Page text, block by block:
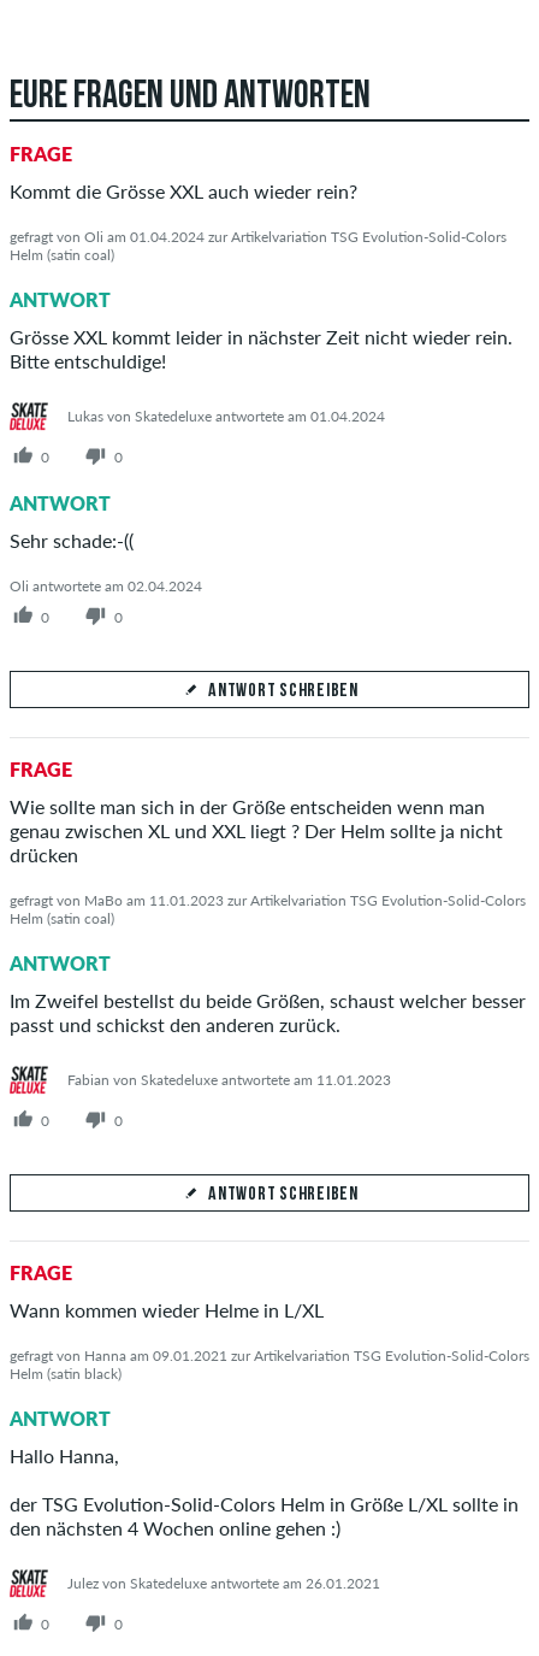
EURE FRAGEN UND ANTWORTEN
FRAGE
Kommt die Grösse XXL auch wieder rein?
gefragt von Oli am 01.04.2024 zur Artikelvariation TSG Evolution-Solid-Colors
Helm (satin coal)
ANTWORT
Grösse XXL kommt leider in nächster Zeit nicht wieder rein.
Bitte entschuldige!
Lukas von Skatedeluxe antwortete am 01.04.2024
0 0
ANTWORT
Sehr schade:-((
Oli antwortete am 02.04.2024
0
0
ANTWORT SCHREIBEN
Beantworte hier die Frage von Oli
FRAGE
Wie sollte man sich in der Größe entscheiden wenn man
genau zwischen XL und XXL liegt ? Der Helm sollte ja nicht
drücken
gefragt von MaBo am 11.01.2023 zur Artikelvariation TSG Evolution-Solid-Colors
Helm (satin coal)
ANTWORT
Im Zweifel bestellst du beide Größen, schaust welcher besser
passt und schickst den anderen zurück.
Fabian von Skatedeluxe antwortete am 11.01.2023
0 0
ANTWORT SCHREIBEN
Deine Antwort
Beantworte hier die Frage von MaBo
FRAGE
Wann kommen wieder Helme in L/XL
gefragt von Hanna am 09.01.2021 zur Artikelvariation TSG Evolution-Solid-Colors
Helm (satin black)
ANTWORT
Hallo Hanna,
der TSG Evolution-Solid-Colors Helm in Größe L/XL sollte in
den nächsten 4 Wochen online gehen :)
Julez von Skatedeluxe antwortete am 26.01.2021
0 0